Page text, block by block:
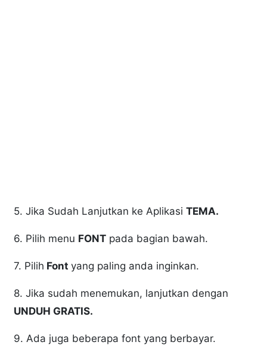
5. Jika Sudah Lanjutkan ke AplikasiTEMA.
6. Pilih menu FONT pada bagian bawah.
7. Pilih Fontyang paling anda inginkan.
8. Jika sudah menemukan, lanjutkan dengan
UNDUH GRATIS.
9. Ada juga beberapa font yang berbayar.